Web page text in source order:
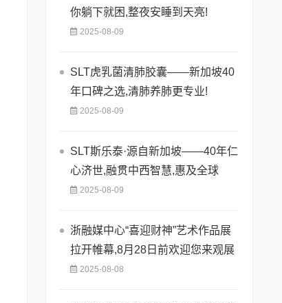
你躺下就困,整夜安睡到天亮!
2025-08-09
SLT虎乳菌清肺胶囊——新加坡40
年口碑之选,清肺养肺更专业!
2025-08-09
SLT斯乐泰·源自新加坡——40年仁
心济世,融贯中西智慧,惠及全球
2025-08-09
浙融媒中心“喜迎财神”艺术作品展
拉开帷幕,8月28日前欢迎您来观展
2025-08-08